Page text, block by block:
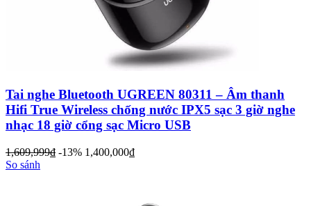
Tai nghe Bluetooth UGREEN 80311 – Âm thanh
Hifi True Wireless chống nước IPX5 sạc 3 giờ nghe
nhạc 18 giờ cổng sạc Micro USB
1,609,999đ -13% 1,400,000đ
So sánh